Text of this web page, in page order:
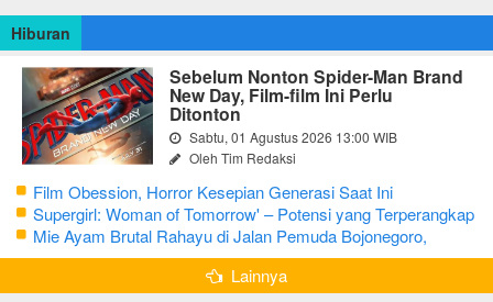
Hiburan
Sebelum Nonton Spider-Man Brand
New Day, Film-film Ini Perlu
Ditonton
Sabtu, 01 Agustus 2026 13:00 WIB
Oleh Tim Redaksi
Film Obession, Horror Kesepian Generasi Saat Ini
Supergirl: Woman of Tomorrow' – Potensi yang Terperangkap
dalam Narasi Generik
Mie Ayam Brutal Rahayu di Jalan Pemuda Bojonegoro,
Kuliner dengan Banyak Pilihan Menu
Lainnya